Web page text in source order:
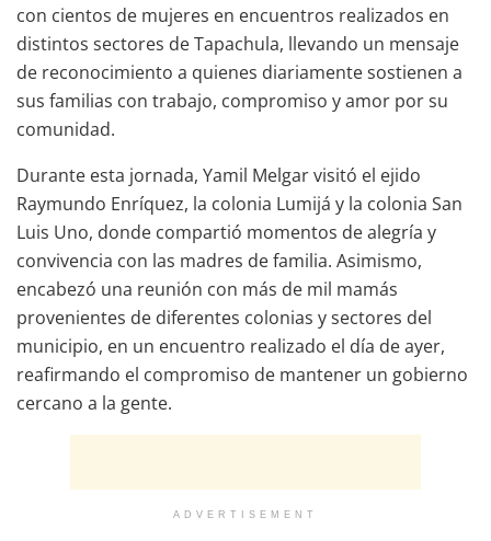
con cientos de mujeres en encuentros realizados en
distintos sectores de Tapachula, llevando un mensaje
de reconocimiento a quienes diariamente sostienen a
sus familias con trabajo, compromiso y amor por su
comunidad.
Durante esta jornada, Yamil Melgar visitó el ejido
Raymundo Enríquez, la colonia Lumijá y la colonia San
Luis Uno, donde compartió momentos de alegría y
convivencia con las madres de familia. Asimismo,
encabezó una reunión con más de mil mamás
provenientes de diferentes colonias y sectores del
municipio, en un encuentro realizado el día de ayer,
reafirmando el compromiso de mantener un gobierno
cercano a la gente.
ADVERTISEMENT